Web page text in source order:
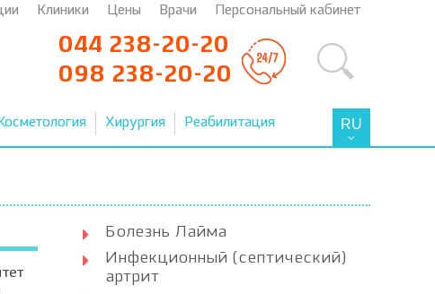
Клиники Цены Врачи Персональный кабинет
044 238-20-20
098 238-20-20
Косметология Хирургия Реабилитация RU
Болезнь Лайма
Инфекционный (септический)
артрит